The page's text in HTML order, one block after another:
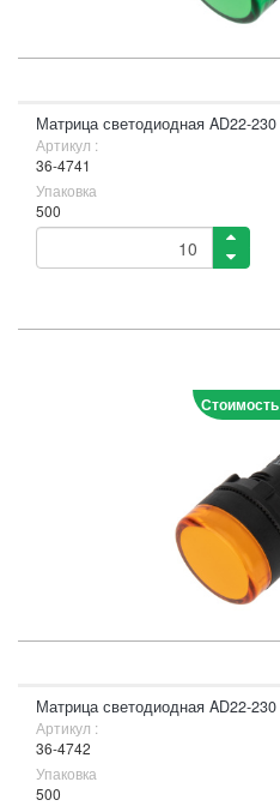
Матрица светодиодная AD22-
Артикул :
36-4741
Упаковка
500
Матрица светодиодная AD22-
Артикул :
36-4742
Упаковка
500